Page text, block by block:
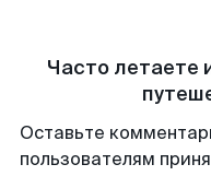
Часто летаете
Оставьте
пользователям